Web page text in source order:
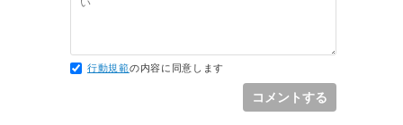
onClick
行動規範の内容に同意します
コメントする